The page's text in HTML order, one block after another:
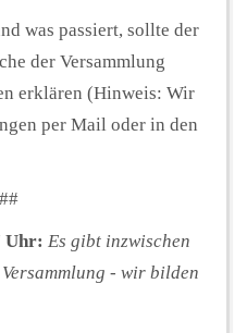
was passiert, sollte der
der Versammlung
erklären (Hinweis: Wir
per Mail oder in den
Uhr: Es gibt inzwischen
- wir bilden